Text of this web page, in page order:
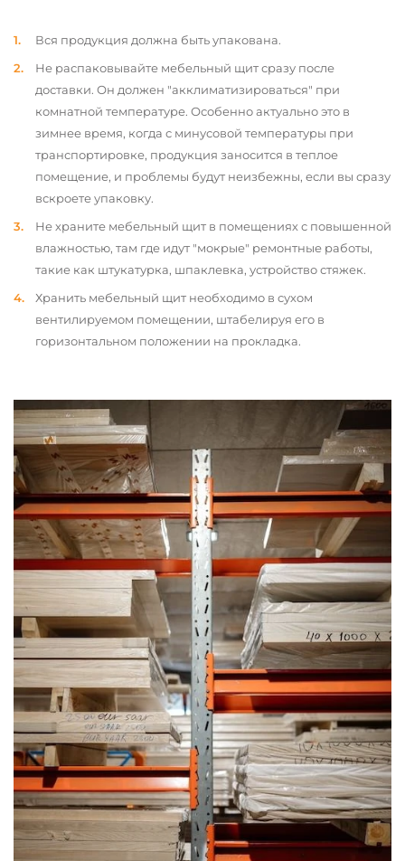
Вся продукция должна быть упакована.
Не распаковывайте мебельный щит сразу после
доставки. Он должен "акклиматизироваться" при
комнатной температуре. Особенно актуально это в
зимнее время, когда с минусовой температуры при
транспортировке, продукция заносится в теплое
помещение, и проблемы будут неизбежны, если вы сразу
вскроете упаковку.
Не храните мебельный щит в помещениях с повышенной
влажностью, там где идут "мокрые" ремонтные работы,
такие как штукатурка, шпаклевка, устройство стяжек.
Хранить мебельный щит необходимо в сухом
вентилируемом помещении, штабелируя его в
горизонтальном положении на прокладка.